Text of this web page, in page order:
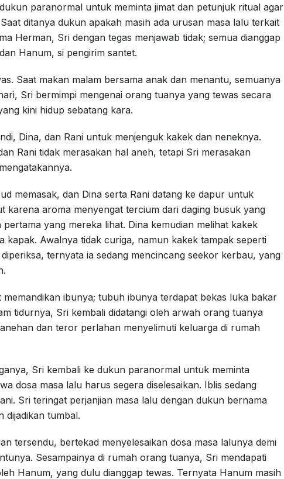
paranormal untuk meminta jimat dan petunjuk ritual agar
ditanya dukun apakah masih ada urusan masa lalu terkait
Herman, Sri dengan tegas menjawab tidak; semua dianggap
Hanum, si pengirim santet.
Saat makan malam bersama anak dan menantu, semuanya
Sri bermimpi mengenai orang tuanya yang tewas secara
kini hidup sebatang kara.
Dina, dan Rani untuk menjenguk kakek dan neneknya.
Rani tidak merasakan hal aneh, tetapi Sri merasakan
memasak, dan Dina serta Rani datang ke dapur untuk
karena aroma menyengat tercium dari daging busuk yang
yang mereka lihat. Dina kemudian melihat kakek
kapak. Awalnya tidak curiga, namun kakek tampak seperti
ternyata ia sedang mencincang seekor kerbau, yang
memandikan ibunya; tubuh ibunya terdapat bekas luka bakar
tidurnya, Sri kembali didatangi oleh arwah orang tuanya
dan teror perlahan menyelimuti keluarga di rumah
Sri kembali ke dukun paranormal untuk meminta
dosa masa lalu harus segera diselesaikan. Iblis sedang
Sri teringat perjanjian masa lalu dengan dukun bernama
dijadikan tumbal.
tersendu, bertekad menyelesaikan dosa masa lalunya demi
Sesampainya di rumah orang tuanya, Sri mendapati
Hanum, yang dulu dianggap tewas. Ternyata Hanum masih